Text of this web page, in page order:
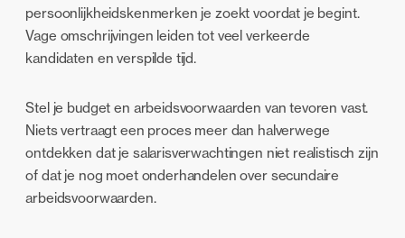
persoonlijkheidskenmerken je zoekt voordat je begint.
Vage omschrijvingen leiden tot veel verkeerde
kandidaten en verspilde tijd.
Stel je budget en arbeidsvoorwaarden van tevoren vast.
Niets vertraagt een proces meer dan halverwege
ontdekken dat je salarisverwachtingen niet realistisch zijn
of dat je nog moet onderhandelen over secundaire
arbeidsvoorwaarden.